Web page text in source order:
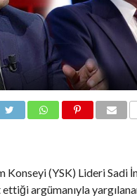
Konseyi (YSK) Lideri Sadi
argümanıyla